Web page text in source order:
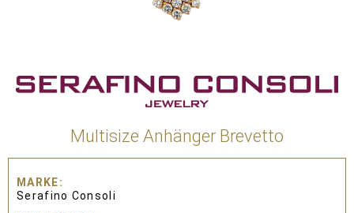
Multisize Anhänger Brevetto
MARKE
Serafino Consoli